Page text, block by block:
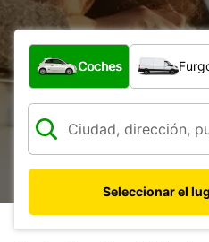
¿Qué tipo de vehículo?
Coches
Seleccionar el